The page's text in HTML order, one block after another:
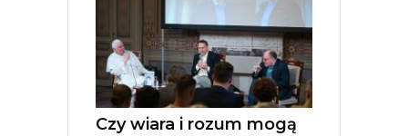
Czy wiara i rozum mogą